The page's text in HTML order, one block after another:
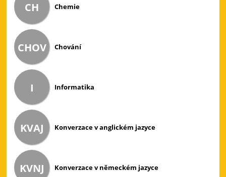
CH Chemie
CHOV Chování
I Informatika
KVAJ Konverzace v anglickém jazyce
KVNJ Konverzace v německém jazyce